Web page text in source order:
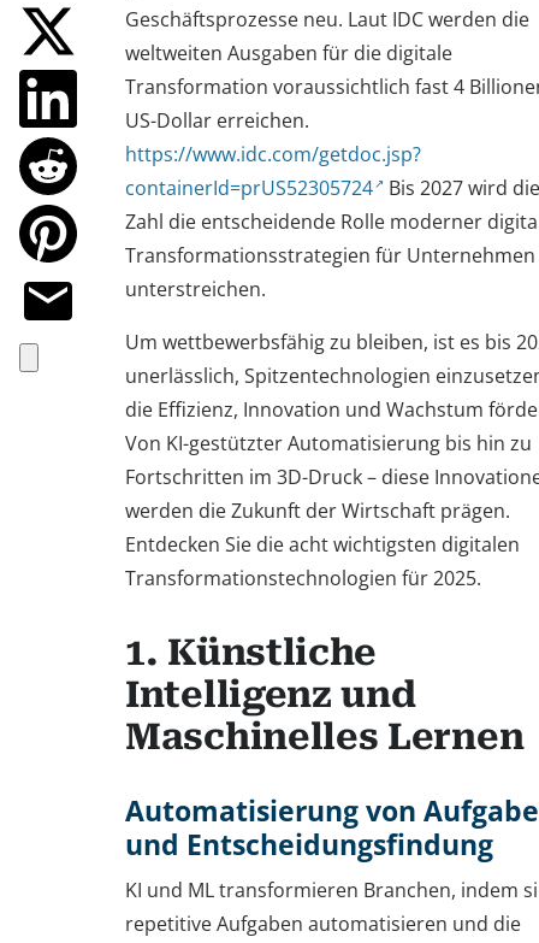
Geschäftsprozesse neu. Laut IDC werden die
weltweiten Ausgaben für die digitale
Transformation voraussichtlich fast 4
US-Dollar erreichen.
https://www.idc.com/getdoc.jsp?
containerId=prUS52305724
Bis 2027 wird
Zahl die entscheidende Rolle moderner
Transformationsstrategien für Unternehmen
unterstreichen.
Um wettbewerbsfähig zu bleiben, ist es bis
unerlässlich, Spitzentechnologien
die Effizienz, Innovation und Wachstum
Von KI-gestützter Automatisierung bis hin zu
Fortschritten im 3D-Druck – diese
werden die Zukunft der Wirtschaft prägen.
Entdecken Sie die acht wichtigsten digitalen
Transformationstechnologien für 2025.
1. Künstliche
Intelligenz und
Maschinelles Lernen
Automatisierung von
und Entscheidungsfindung
KI und ML transformieren Branchen, indem
repetitive Aufgaben automatisieren und die